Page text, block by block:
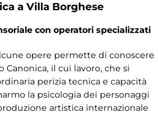
a Villa Borghese
con operatori specializzati
opere permette di conoscere
Canonica, il cui lavoro, che si
perizia tecnica e capacità
la psicologia dei personaggi
artistica internazionale